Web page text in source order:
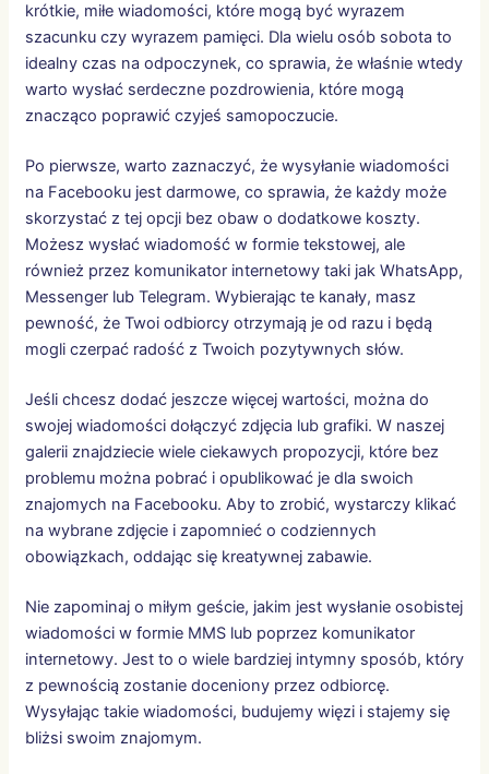
krótkie, miłe wiadomości, które mogą być wyrazem
szacunku czy wyrazem pamięci. Dla wielu osób sobota to
idealny czas na odpoczynek, co sprawia, że właśnie wtedy
warto wysłać serdeczne pozdrowienia, które mogą
znacząco poprawić czyjeś samopoczucie.
Po pierwsze, warto zaznaczyć, że wysyłanie wiadomości
na Facebooku jest darmowe, co sprawia, że każdy może
skorzystać z tej opcji bez obaw o dodatkowe koszty.
Możesz wysłać wiadomość w formie tekstowej, ale
również przez komunikator internetowy taki jak WhatsApp,
Messenger lub Telegram. Wybierając te kanały, masz
pewność, że Twoi odbiorcy otrzymają je od razu i będą
mogli czerpać radość z Twoich pozytywnych słów.
Jeśli chcesz dodać jeszcze więcej wartości, można do
swojej wiadomości dołączyć zdjęcia lub grafiki. W naszej
galerii znajdziecie wiele ciekawych propozycji, które bez
problemu można pobrać i opublikować je dla swoich
znajomych na Facebooku. Aby to zrobić, wystarczy klikać
na wybrane zdjęcie i zapomnieć o codziennych
obowiązkach, oddając się kreatywnej zabawie.
Nie zapominaj o miłym geście, jakim jest wysłanie osobistej
wiadomości w formie MMS lub poprzez komunikator
internetowy. Jest to o wiele bardziej intymny sposób, który
z pewnością zostanie doceniony przez odbiorcę.
Wysyłając takie wiadomości, budujemy więzi i stajemy się
bliżsi swoim znajomym.